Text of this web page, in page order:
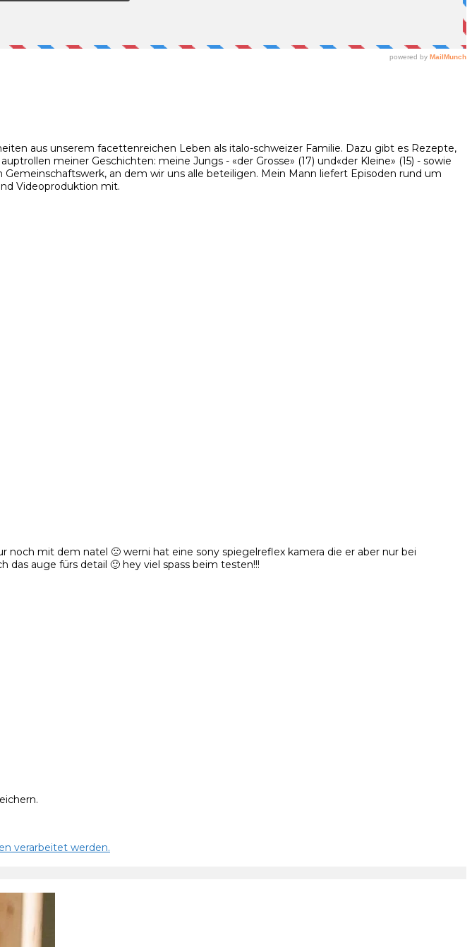
aus unserem facettenreichen Leben als italo-schweizer Familie. Dazu gibt es Rezepte,
meiner Geschichten: meine Jungs - «der Grosse» (17) und«der Kleine» (15) - sowie
an dem wir uns alle beteiligen. Mein Mann liefert Episoden rund um
Videoproduktion mit.
mit dem natel 🙁 werni hat eine sony spiegelreflex kamera die er aber nur bei
auge fürs detail 🙂 hey viel spass beim testen!!!
verarbeitet werden.